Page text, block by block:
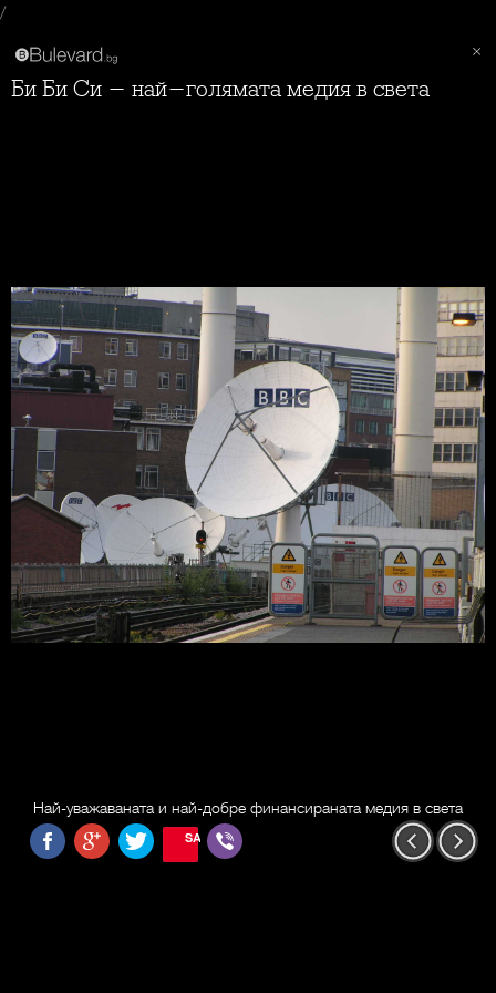
/
Би Би Си - най-голямата медия в света
Най-уважаваната и най-добре финансираната медия в света
SAVE